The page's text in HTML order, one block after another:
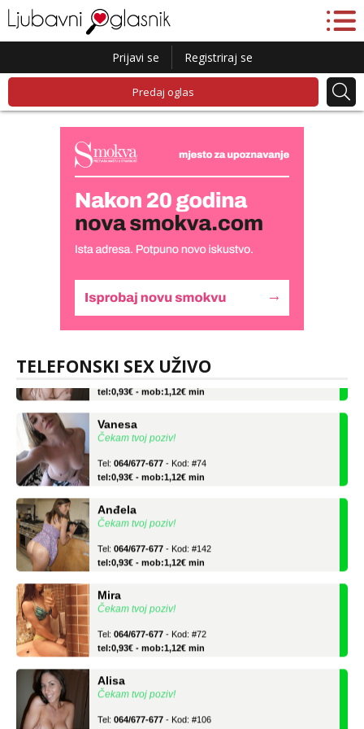
Prijavi se Registriraj se
Predaj oglas
TELEFONSKI SEX UŽIVO
Alisa
Tel:064/677-677- Kod: #106
Vanesa
Čekam tvoj poziv!
Anđela
Čekam tvoj poziv!
Mira
Čekam tvoj poziv!
Alisa
Čekam tvoj poziv!